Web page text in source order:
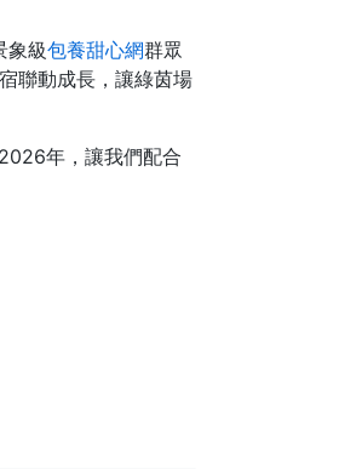
象級包養甜心網群眾
聯動成長，讓綠茵場
年，讓我們配合